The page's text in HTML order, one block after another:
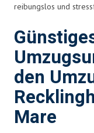
reibungslos und
den
Mare